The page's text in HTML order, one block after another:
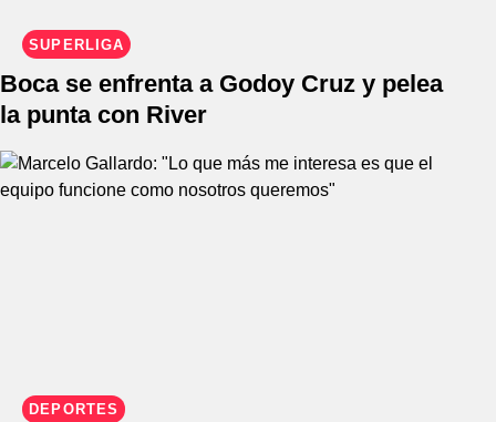
SUPERLIGA
Boca se enfrenta a Godoy Cruz y pelea
la punta con River
DEPORTES